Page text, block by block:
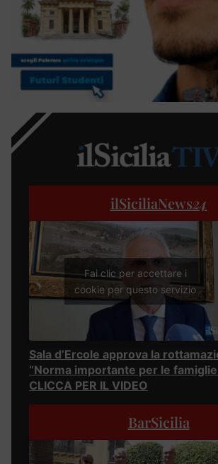
ilSiciliaNews24
Fai clic per accettare i
cookie per questo servizio
Sala d’Ercole approva la
“Norma importante per le
CLICCA PER IL VIDEO
BarSicilia